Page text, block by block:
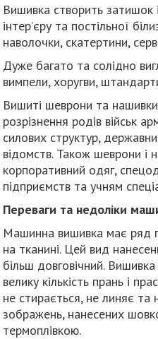
Вишивка створить затишок
інтер’єру та постільної
наволочки, скатертини,
Дуже багато та солідно
вимпели, хоругви,
Вишиті шеврони та нашивки
розрізнення родів військ
силових структур,
відомств. Також шеврони і
корпоративний одяг,
підприємств та учням
Переваги та недоліки
Машинна вишивка має ряд
на тканині. Цей вид
більш довговічний.
велику кількість прань і
не стирається, не линяє та
зображень, нанесених
термоплівкою.